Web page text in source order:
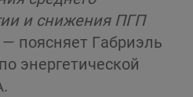
и снижения ПГП
— поясняет Габриэль
энергетической